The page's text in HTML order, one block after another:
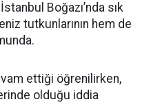
Boğazı’nda sık
tutkunlarının hem de
ettiği öğrenilirken,
olduğu iddia